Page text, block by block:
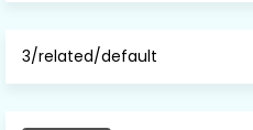
3/related/default